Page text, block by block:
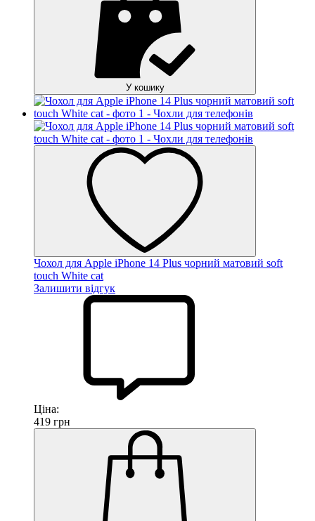
У кошику
Чохол для Apple iPhone 14 Plus чорний матовий soft
touch White cat
Залишити відгук
Ціна:
419 грн